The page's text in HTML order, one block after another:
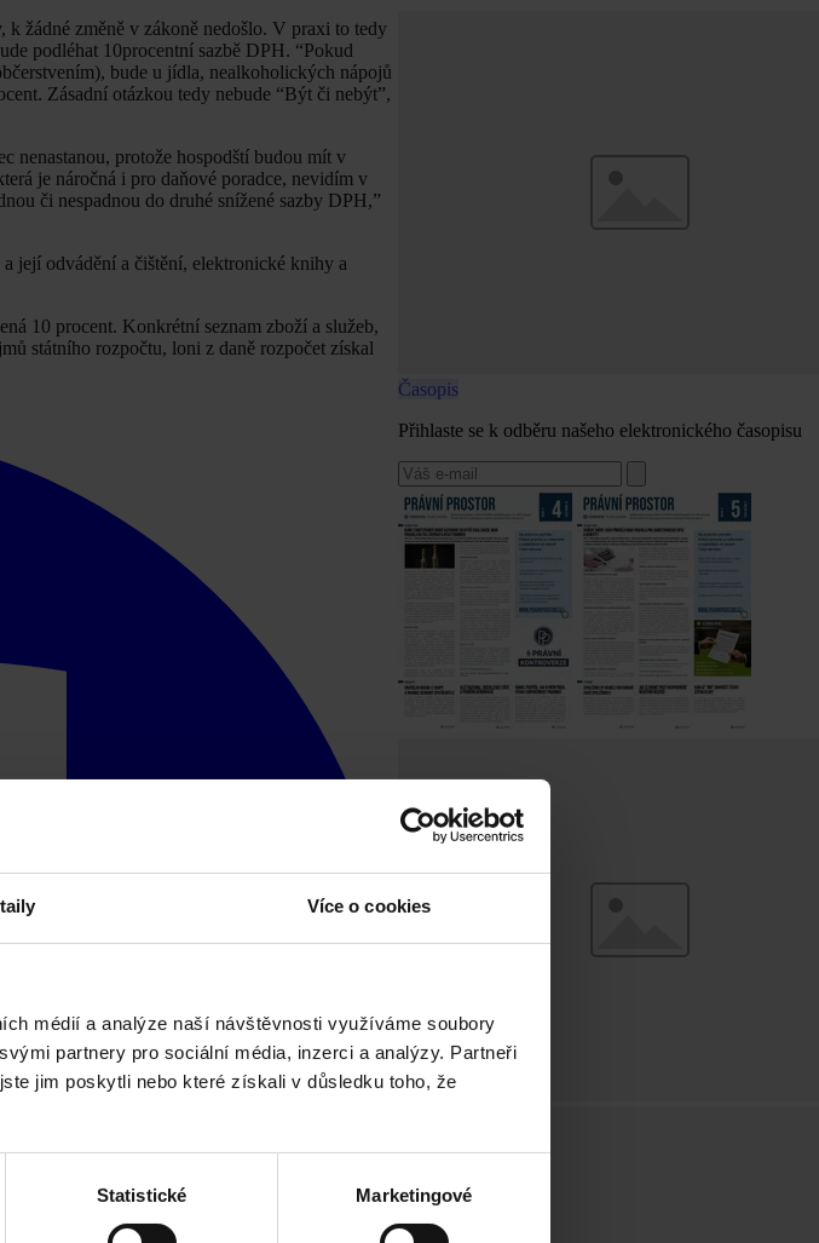
Více o cookies
médií a analýze naší návštěvnosti využíváme soubory
partnery pro sociální média, inzerci a analýzy. Partneři
jim poskytli nebo které získali v důsledku toho, že
Statistické Marketingové
žádné změně v zákoně nedošlo. V praxi to tedy
podléhat 10procentní sazbě DPH. “Pokud
bude u jídla, nealkoholických nápojů
Zásadní otázkou tedy nebude “Být či nebýt”,
nenastanou, protože hospodští budou mít v
je náročná i pro daňové poradce, nevidím v
či nespadnou do druhé snížené sazby DPH,”
její odvádění a čištění, elektronické knihy a
10 procent. Konkrétní seznam zboží a služeb,
státního rozpočtu, loni z daně rozpočet získal
Časopis
Přihlaste se k odběru našeho elektronického časopisu